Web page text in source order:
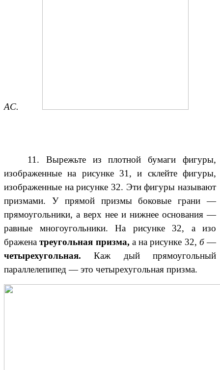
АС.
11. Вырежьте из плотной бумаги фигуры,
изображенные на рисунке 31, и склейте фигуры,
изображенные на рисунке 32. Эти фигуры называют
призмами. У прямой призмы боковые грани —
прямоугольники, а верх нее и нижнее основания —
равные многоугольники. На рисунке 32, а изо
браженатреугольная призма, а на рисунке 32, б—
четырехугольная.Каж дый прямоугольный
параллелепипед — это четырехугольная призма.